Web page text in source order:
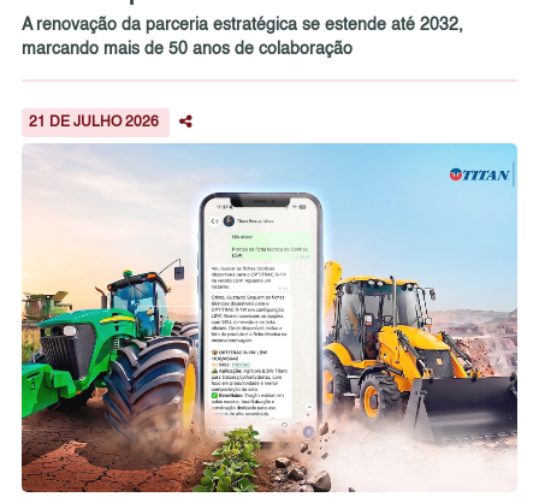
A renovação da parceria estratégica se estende até 2032,
marcando mais de 50 anos de colaboração
21 DE JULHO 2026